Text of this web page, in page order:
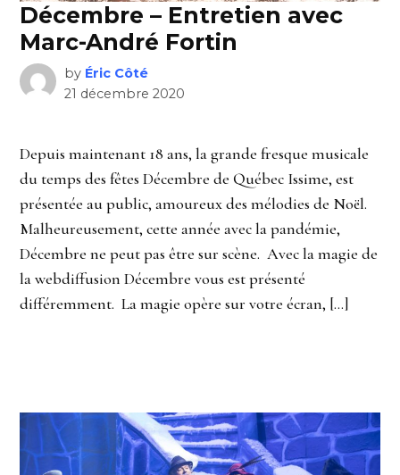
Décembre – Entretien avec
Marc-André Fortin
by Éric Côté
21 décembre 2020
Depuis maintenant 18 ans, la grande fresque musicale
du temps des fêtes Décembre de Québec Issime, est
présentée au public, amoureux des mélodies de Noël.
Malheureusement, cette année avec la pandémie,
Décembre ne peut pas être sur scène. Avec la magie de
la webdiffusion Décembre vous est présenté
différemment. La magie opère sur votre écran, […]